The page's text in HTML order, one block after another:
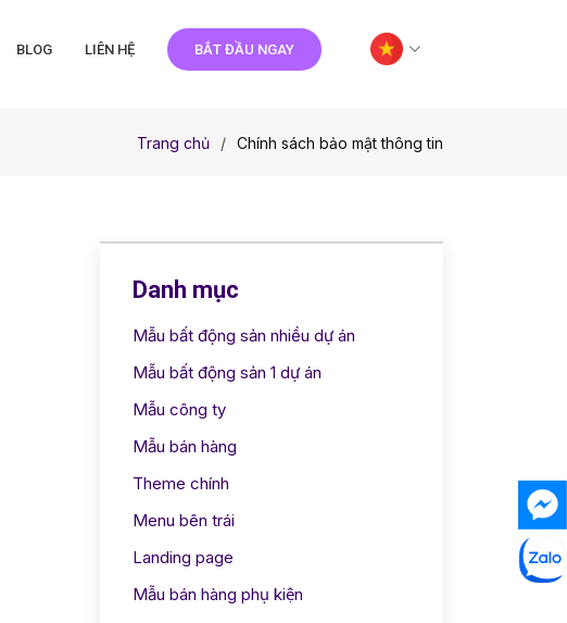
BLOG LIÊN HỆ BẮT ĐẦU NGAY
Trang chủ Chính sách bảo mật thông tin
Danh mục
Mẫu bất động sản nhiều dự án
Mẫu bất động sản 1 dự án
Mẫu công ty
Mẫu bán hàng
Theme chính
Menu bên trái
Landing page
Mẫu bán hàng phụ kiện